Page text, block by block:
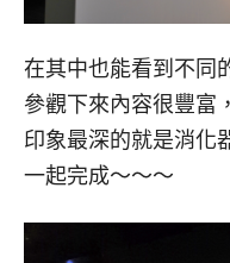
在其中也能看到不同
參觀下來內容很豐富
印象最深的就是消化
一起完成～～～